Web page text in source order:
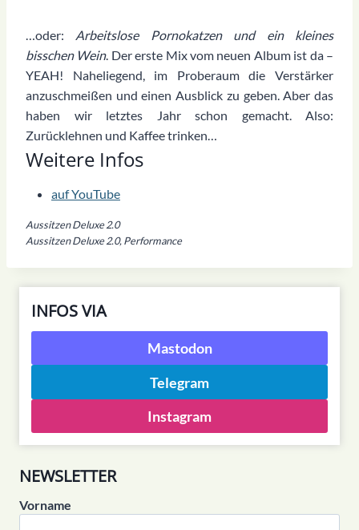
Aussitzen Deluxe 2.0
Aussitzen Deluxe 2.0, Performance
Weitere Infos
auf YouTube
…oder: Arbeitslose Pornokatzen und ein kleines
bisschen Wein. Der erste Mix vom neuen Album ist da –
YEAH! Naheliegend, im Proberaum die Verstärker
anzuschmeißen und einen Ausblick zu geben. Aber das
haben wir letztes Jahr schon gemacht. Also:
Zurücklehnen und Kaffee trinken…
INFOS VIA
Mastodon
Telegram
Instagram
NEWSLETTER
Vorname